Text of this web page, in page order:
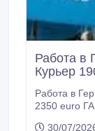
Работа в
Курьер
Работа в
2350 euro ГАННОВЕР GLS
30/07/